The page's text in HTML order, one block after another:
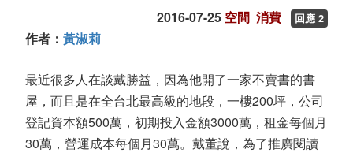
2016-07-25 空間 消費 回應 2
作者： 黃淑莉
最近很多人在談戴勝益，因為他開了一家不賣書的書
屋，而且是在全台北最高級的地段，一樓200坪，公司
登記資本額500萬，初期投入金額3000萬，租金每個月
30萬，營運成本每個月30萬。戴董說，為了推廣閱讀